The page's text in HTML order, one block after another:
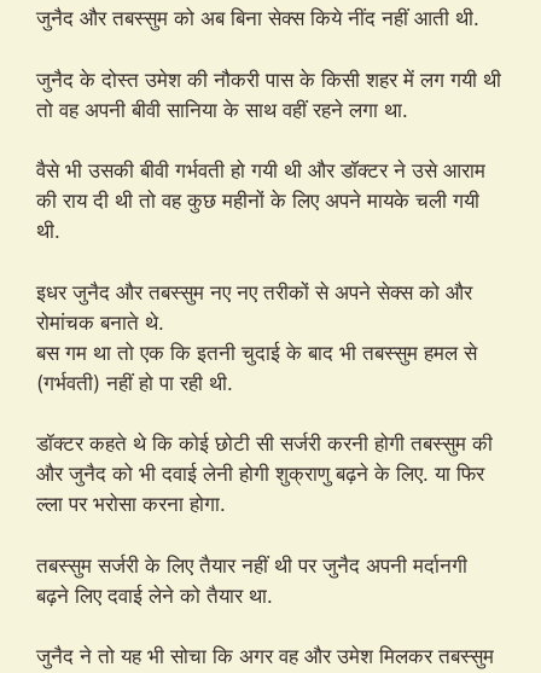
जुनैद और तबस्सुम को अब बिना सेक्स किये नींद नहीं आती थी.
जुनैद के दोस्त उमेश की नौकरी पास के किसी शहर में लग गयी थी
तो वह अपनी बीवी सानिया के साथ वहीं रहने लगा था.
वैसे भी उसकी बीवी गर्भवती हो गयी थी और डॉक्टर ने उसे आराम
की राय दी थी तो वह कुछ महीनों के लिए अपने मायके चली गयी
थी.
इधर जुनैद और तबस्सुम नए नए तरीकों से अपने सेक्स को और
रोमांचक बनाते थे.
बस गम था तो एक कि इतनी चुदाई के बाद भी तबस्सुम हमल से
(गर्भवती) नहीं हो पा रही थी.
डॉक्टर कहते थे कि कोई छोटी सी सर्जरी करनी होगी तबस्सुम की
और जुनैद को भी दवाई लेनी होगी शुक्राणु बढ़ने के लिए. या फिर
ल्ला पर भरोसा करना होगा.
तबस्सुम सर्जरी के लिए तैयार नहीं थी पर जुनैद अपनी मर्दानगी
बढ़ने लिए दवाई लेने को तैयार था.
जुनैद ने तो यह भी सोचा कि अगर वह और उमेश मिलकर तबस्सुम